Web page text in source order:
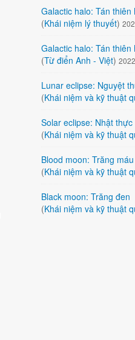
Galactic halo: Tán thiên
(Khái niệm lý thuyết)
Galactic halo: Tán thiên
(Từ điển Anh - Việt)
Lunar eclipse: Nguyệt
(Khái niệm và kỹ thuật
Solar eclipse: Nhật thực
(Khái niệm và kỹ thuật
Blood moon: Trăng máu
(Khái niệm và kỹ thuật
Black moon: Trăng đen
(Khái niệm và kỹ thuật